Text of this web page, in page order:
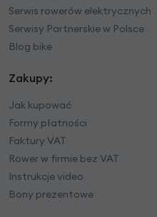
Serwis rowerów elektrycznych
Serwisy Partnerskie w Polsce
Blog bike
Zakupy:
Jak kupować
Formy płatności
Faktury VAT
Rower w firmie bez VAT
Instrukcje video
Bony prezentowe